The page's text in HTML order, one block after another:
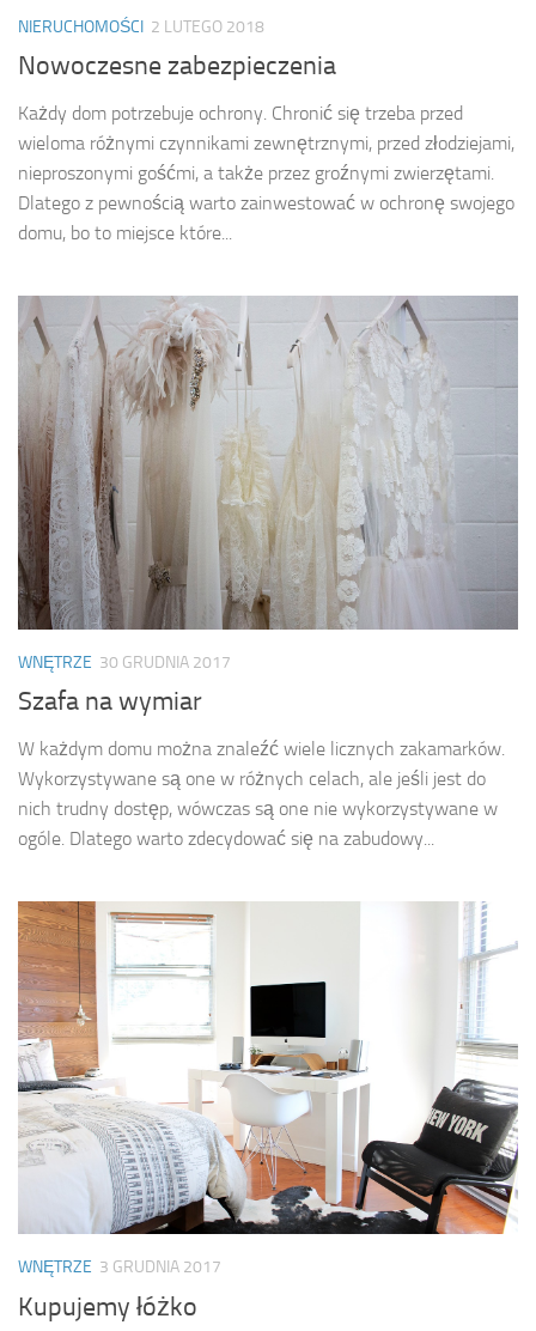
NIERUCHOMOŚCI 2 LUTEGO 2018
Nowoczesne zabezpieczenia
Każdy dom potrzebuje ochrony. Chronić się trzeba przed
wieloma różnymi czynnikami zewnętrznymi, przed złodziejami,
nieproszonymi gośćmi, a także przez groźnymi zwierzętami.
Dlatego z pewnością warto zainwestować w ochronę swojego
domu, bo to miejsce które...
WNĘTRZE 30 GRUDNIA 2017
Szafa na wymiar
W każdym domu można znaleźć wiele licznych zakamarków.
Wykorzystywane są one w różnych celach, ale jeśli jest do
nich trudny dostęp, wówczas są one nie wykorzystywane w
ogóle. Dlatego warto zdecydować się na zabudowy...
WNĘTRZE 3 GRUDNIA 2017
Kupujemy łóżko